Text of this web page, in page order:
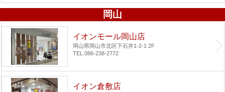
岡山
イオンモール岡山店
岡山県岡山市北区下石井1-2-1 2F
TEL.086-238-2772
イオン倉敷店